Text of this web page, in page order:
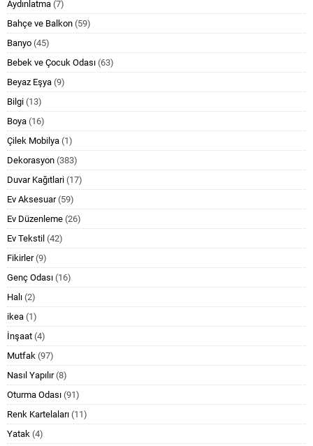
Aydınlatma (7)
Bahçe ve Balkon (59)
Banyo (45)
Bebek ve Çocuk Odası (63)
Beyaz Eşya (9)
Bilgi (13)
Boya (16)
Çilek Mobilya (1)
Dekorasyon (383)
Duvar Kağıtlari (17)
Ev Aksesuar(59)
Ev Düzenleme (26)
Ev Tekstil (42)
Fikirler(9)
Genç Odası (16)
Halı (2)
ikea (1)
İnşaat (4)
Mutfak (97)
Nasıl Yapılır(8)
Oturma Odası (91)
Renk Kartelaları (11)
Yatak (4)